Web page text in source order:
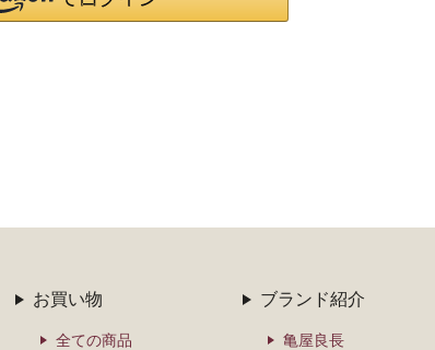
お買い物
全ての商品
ブランド紹介
亀屋良長